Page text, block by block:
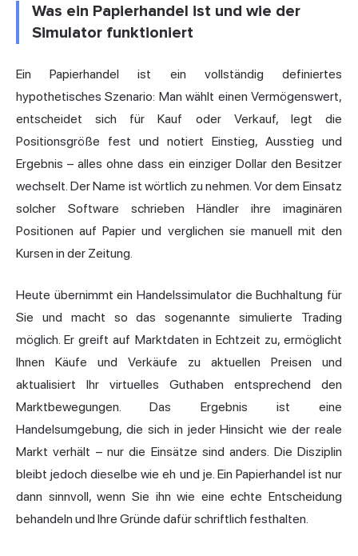
Was ein Papierhandel ist und wie der
Simulator funktioniert
Ein Papierhandel ist ein vollständig definiertes
hypothetisches Szenario: Man wählt einen Vermögenswert,
entscheidet sich für Kauf oder Verkauf, legt die
Positionsgröße fest und notiert Einstieg, Ausstieg und
Ergebnis – alles ohne dass ein einziger Dollar den Besitzer
wechselt. Der Name ist wörtlich zu nehmen. Vor dem Einsatz
solcher Software schrieben Händler ihre imaginären
Positionen auf Papier und verglichen sie manuell mit den
Kursen in der Zeitung.
Heute übernimmt ein Handelssimulator die Buchhaltung für
Sie und macht so das sogenannte simulierte Trading
möglich. Er greift auf Marktdaten in Echtzeit zu, ermöglicht
Ihnen Käufe und Verkäufe zu aktuellen Preisen und
aktualisiert Ihr virtuelles Guthaben entsprechend den
Marktbewegungen. Das Ergebnis ist eine
Handelsumgebung, die sich in jeder Hinsicht wie der reale
Markt verhält – nur die Einsätze sind anders. Die Disziplin
bleibt jedoch dieselbe wie eh und je. Ein Papierhandel ist nur
dann sinnvoll, wenn Sie ihn wie eine echte Entscheidung
behandeln und Ihre Gründe dafür schriftlich festhalten.